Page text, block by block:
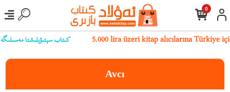
كىتاب سېتىۋېلىشتا مەسىلىگە 5.000 lira üzeri kitap alıcılarına Türkiye
0
Avcı